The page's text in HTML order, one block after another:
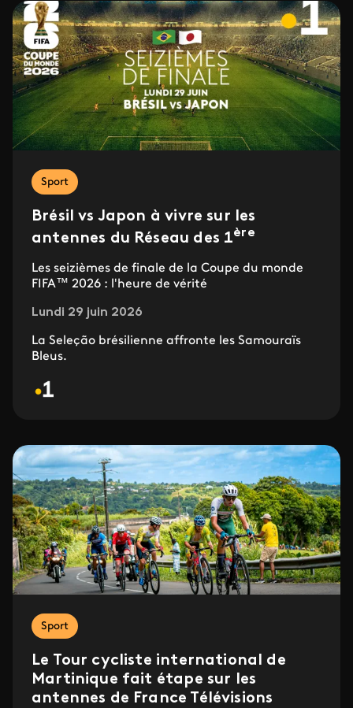
Sport
Brésil vs Japon à vivre sur les
antennes du Réseau des 1ère
Les seizièmes de finale de la Coupe du monde
FIFA™ 2026 : l'heure de vérité
Lundi 29 juin 2026
La Seleção brésilienne affronte les Samouraïs
Bleus.
Sport
Le Tour cycliste international de
Martinique fait étape sur les
antennes de France Télévisions